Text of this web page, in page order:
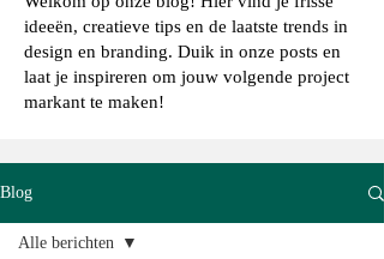
ideeën, creatieve tips en de laatste trends in
design en branding. Duik in onze posts en
laat je inspireren om jouw volgende project
markant te maken!
Blog
Alle berichten